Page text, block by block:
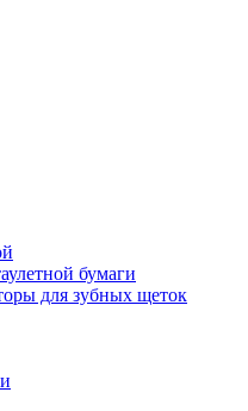
бумаги
для зубных щеток